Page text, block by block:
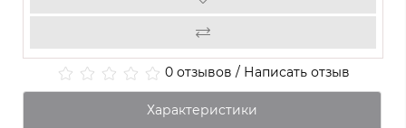
0 отзывов / Написать отзыв
Характеристики